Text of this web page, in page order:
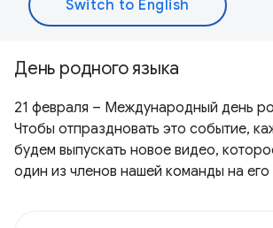
День родного языка
21 февраля – Международный день
Чтобы отпраздновать это событие,
будем выпускать новое видео,
один из членов нашей команды на